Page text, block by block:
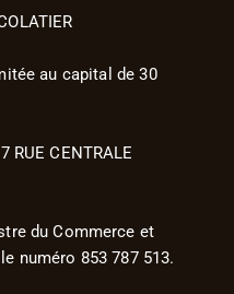
au capital de 30
CENTRALE
du Commerce et
numéro 853 787 513.